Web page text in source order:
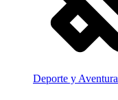
Deporte y Aventura